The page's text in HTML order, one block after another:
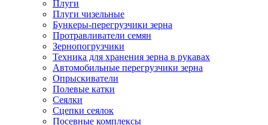
Плуги
Плуги чизельные
Бункеры-перегрузчики зерна
Протравливатели семян
Зернопогрузчики
Техника для хранения зерна в рукавах
Автомобильные перегрузчики зерна
Опрыскиватели
Полевые катки
Сеялки
Сцепки сеялок
Посевные комплексы